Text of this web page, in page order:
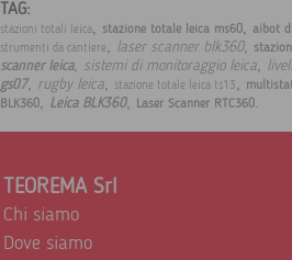
TAG:
stazioni totali leica, stazione totale leica ms60, aibot
strumenti da cantiere, laser scanner blk360,
scanner leica, sistemi di monitoraggio leica,
gs07, rugby leica, stazione totale leica ts13,
BLK360, Leica BLK360, Laser Scanner RTC360.
TEOREMA Srl
Chi siamo
Dove siamo